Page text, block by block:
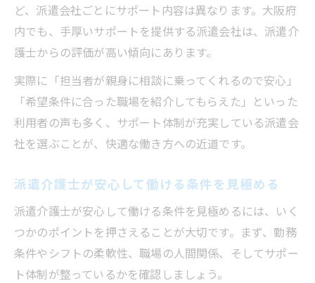
ど、派遣会社ごとにサポート内容は異なります。大阪府
内でも、手厚いサポートを提供する派遣会社は、派遣介
護士からの評価が高い傾向にあります。
実際に「担当者が親身に相談に乗ってくれるので安心」
「希望条件に合った職場を紹介してもらえた」といった
利用者の声も多く、サポート体制が充実している派遣会
社を選ぶことが、快適な働き方への近道です。
派遣介護士が安心して働ける条件を見極める
派遣介護士が安心して働ける条件を見極めるには、いく
つかのポイントを押さえることが大切です。まず、勤務
条件やシフトの柔軟性、職場の人間関係、そしてサポー
ト体制が整っているかを確認しましょう。